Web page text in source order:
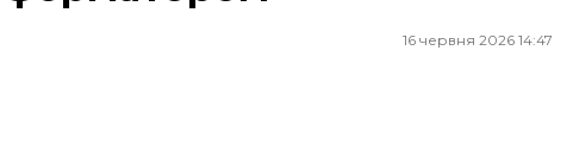
16 червня 2026 14:47